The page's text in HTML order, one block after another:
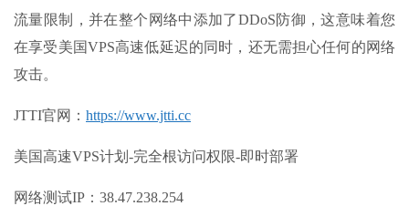
流量限制，并在整个网络中添加了DDoS防御，这意味着您
在享受美国VPS高速低延迟的同时，还无需担心任何的网络
攻击。
JTTI官网： https://www.jtti.cc
美国高速VPS计划-完全根访问权限-即时部署
网络测试IP：38.47.238.254